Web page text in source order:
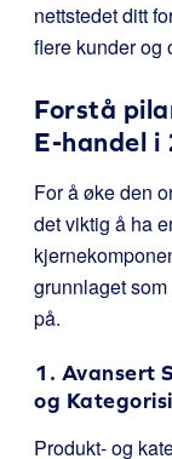
nettstedet ditt
flere kunder og
Forstå
E-handel i
For å øke den
det viktig å ha
grunnlaget
på.
1. Avansert
og
Produkt- og